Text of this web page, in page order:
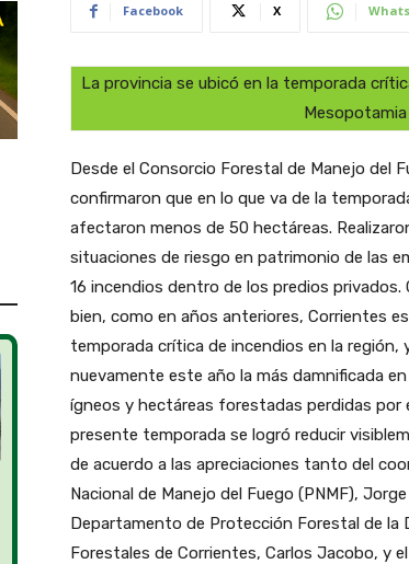
Facebook X
La provincia se ubicó en la temporada
Mesopotamia
Desde el Consorcio Forestal de Manejo del
confirmaron que en lo que va de la
afectaron menos de 50 hectáreas.
situaciones de riesgo en patrimonio de las
16 incendios dentro de los predios privados.
bien, como en años anteriores, Corrientes
temporada crítica de incendios en la región,
nuevamente este año la más damnificada
ígneos y hectáreas forestadas perdidas por
presente temporada se logró reducir
de acuerdo a las apreciaciones tanto del
Nacional de Manejo del Fuego (PNMF),
Departamento de Protección Forestal de la
Forestales de Corrientes, Carlos Jacobo, y